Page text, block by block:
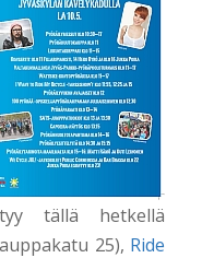
tällä hetkellä
25), Ride